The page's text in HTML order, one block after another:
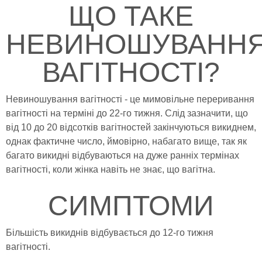
ЩО ТАКЕ
ВАГІТНОСТІ?
Невиношування вагітності - це мимовільне переривання
вагітності на терміні до 22-го тижня. Слід зазначити, що
від 10 до 20 відсотків вагітностей закінчуються викиднем,
однак фактичне число, ймовірно, набагато вище, так як
багато викидні відбуваються на дуже ранніх термінах
вагітності, коли жінка навіть не знає, що вагітна.
СИМПТОМИ
Більшість викиднів відбувається до 12-го тижня
вагітності.